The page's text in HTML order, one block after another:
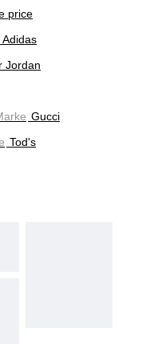
price
Adidas
Jordan
Gucci
Tod's